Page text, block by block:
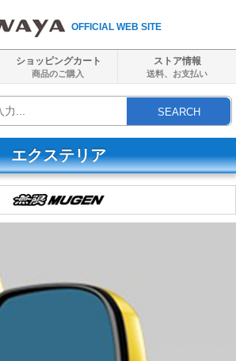
OFFICIAL WEB SITE
ショッピングカート
商品のご購入
ストア情報
送料、 お支払い
SEARCH
エクステリア